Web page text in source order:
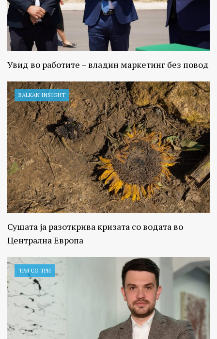
Увид во работите – владин маркетинг без повод
BALKAN INSIGHT
Сушата ја разоткрива кризата со водата во
Централна Европа
ТРИ СО ТРИ